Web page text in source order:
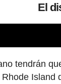
El
tendrán
Island